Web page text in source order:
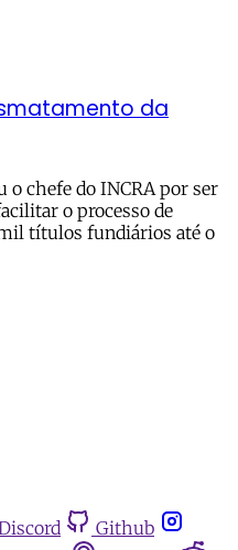
da
chefe do INCRA por ser
o processo de
títulos fundiários até o
Github